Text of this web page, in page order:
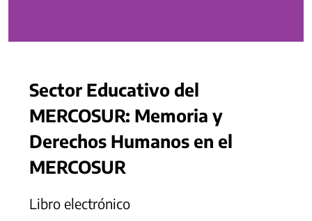
Sector Educativo del
MERCOSUR: Memoria y
Derechos Humanos en el
MERCOSUR
Libro electrónico